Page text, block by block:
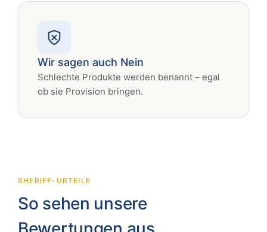
Wir sagen auch Nein
Schlechte Produkte werden benannt – egal
ob sie Provision bringen.
SHERIFF-URTEILE
So sehen unsere